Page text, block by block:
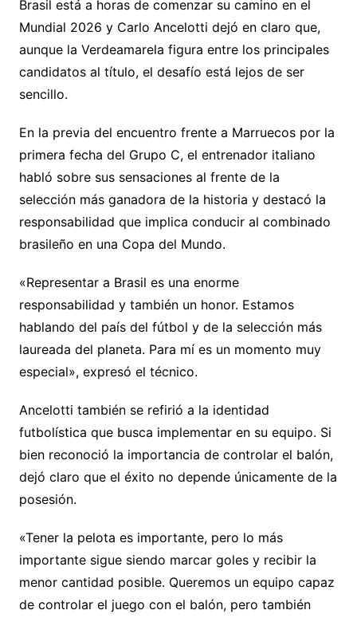
k er
Brasil está a horas de comenzar su camino en el
Mundial 2026 y Carlo Ancelotti dejó en claro que,
aunque la Verdeamarela figura entre los principales
candidatos al título, el desafío está lejos de ser
sencillo.
En la previa del encuentro frente a Marruecos por la
primera fecha del Grupo C, el entrenador italiano
habló sobre sus sensaciones al frente de la
selección más ganadora de la historia y destacó la
responsabilidad que implica conducir al combinado
brasileño en una Copa del Mundo.
«Representar a Brasil es una enorme
responsabilidad y también un honor. Estamos
hablando del país del fútbol y de la selección más
laureada del planeta. Para mí es un momento muy
especial», expresó el técnico.
Ancelotti también se refirió a la identidad
futbolística que busca implementar en su equipo. Si
bien reconoció la importancia de controlar el balón,
dejó claro que el éxito no depende únicamente de la
posesión.
«Tener la pelota es importante, pero lo más
importante sigue siendo marcar goles y recibir la
menor cantidad posible. Queremos un equipo capaz
de controlar el juego con el balón, pero también